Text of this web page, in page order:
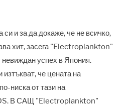
си и за да докаже, че не всичко,
хит, засега "Electroplankton"
успех в Япония.
че цената на
ниска от тази на
DS. В САЩ "Electroplankton"